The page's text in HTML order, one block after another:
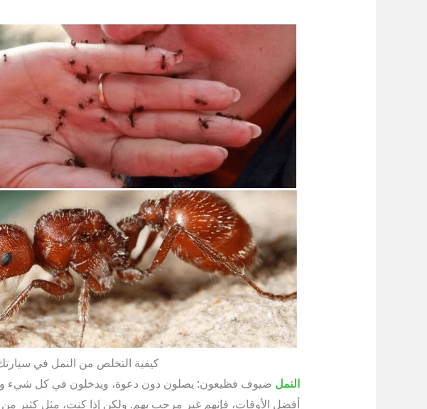
كيفية التخلص من النمل في
النمل ضيوف فظيعون: يصلون دون دعوة، ويدخلون في كل شيء
أفضل الأوقات، فإنهم غير مرحب بهم. ولكن إذا كنت، مثل كثير